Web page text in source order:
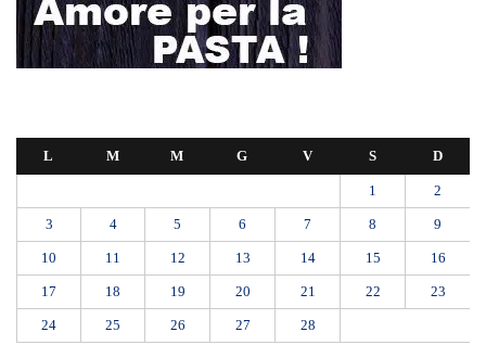
L M M G V S D
1 2
3 4 5 6 7 8 9
10 11 12 13 14 15 16
17 18 19 20 21 22 23
24 25 26 27 28